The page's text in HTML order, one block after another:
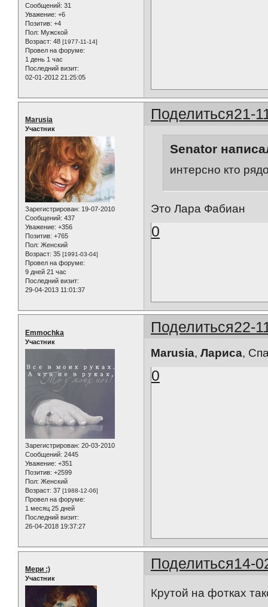
Сообщений: 31
Уважение: +6
Позитив: +4
Пол: Мужской
Возраст: 48 [1977-11-14]
Провел на форуме:
1 день 1 час
Последний визит:
02-01-2012 21:25:05
Поделиться21-
Marusia
Участник
Зарегистрирован: 19-07-2010
Сообщений: 437
Уважение: +356
Позитив: +765
Пол: Женский
Возраст: 35 [1991-03-04]
Провел на форуме:
9 дней 21 час
Последний визит:
29-04-2013 11:01:37
Senator
интерсно кто
Это Лара Фабиан
0
Поделиться22-
Emmochka
Участник
Зарегистрирован: 20-03-2010
Сообщений: 2445
Уважение: +351
Позитив: +2599
Пол: Женский
Возраст: 37 [1988-12-06]
Провел на форуме:
1 месяц 25 дней
Последний визит:
26-04-2018 19:37:27
Marusia,Лариса,
0
Поделиться14-
Мери :)
Участник
Крутой на фотках